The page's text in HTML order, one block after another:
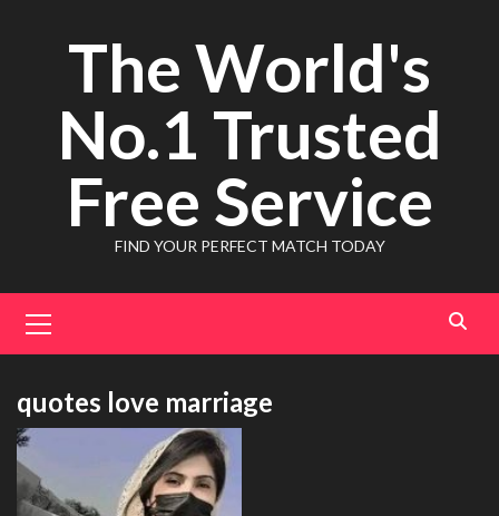
The World's
No.1 Trusted
Free Service
FIND YOUR PERFECT MATCH TODAY
Menu
quotes love marriage